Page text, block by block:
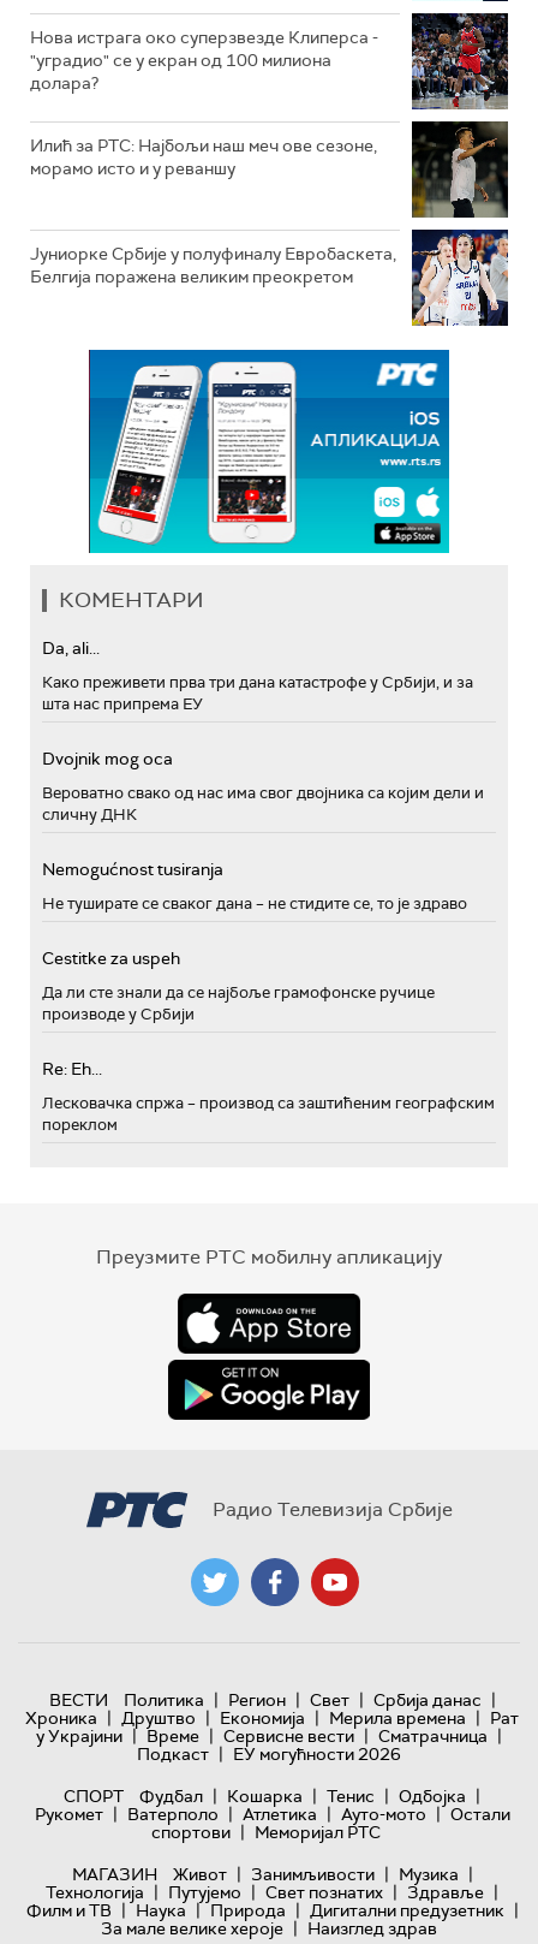
Нова истрага око суперзвезде Клиперса -
"уградио" се у екран од 100 милиона
долара?
Илић за РТС: Најбољи наш меч ове сезоне,
морамо исто и у реваншу
Јуниорке Србије у полуфиналу Евробаскета,
Белгија поражена великим преокретом
КОМЕНТАРИ
Da, ali...
Како преживети прва три дана катастрофе у Србији, и за
шта нас припрема ЕУ
Dvojnik mog oca
Вероватно свако од нас има свог двојника са којим дели и
сличну ДНК
Nemogućnost tusiranja
Не туширате се сваког дана – не стидите се, то је здраво
Cestitke za uspeh
Да ли сте знали да се најбоље грамофонске ручице
производе у Србији
Re: Eh...
Лесковачка спржа – производ са заштићеним географским
пореклом
Преузмите РТС мобилну апликацију
Радио Телевизија Србије
ВЕСТИ Политика | Регион | Свет | Србија данас |
Хроника | Друштво | Економија | Мерила времена | Рат
у Украјини | Време | Сервисне вести | Сматрачница |
Подкаст | ЕУ могућности 2026
СПОРТ
Фудбал | Кошарка | Тенис | Одбојка |
Рукомет | Ватерполо | Атлетика | Ауто-мото | Остали
спортови | Меморијал РТС
МАГАЗИН
Живот | Занимљивости | Музика |
Технологијa | Путујемо | Свет познатих | Здравље |
Филм и ТВ | Наука | Природа | Дигитални предузетник |
За мале велике хероје | Наизглед здрав